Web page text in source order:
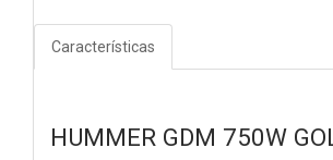
Características
HUMMER GDM 750W